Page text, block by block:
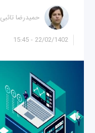
22/02/1402 - 15:45
حمیدرضا تائبی